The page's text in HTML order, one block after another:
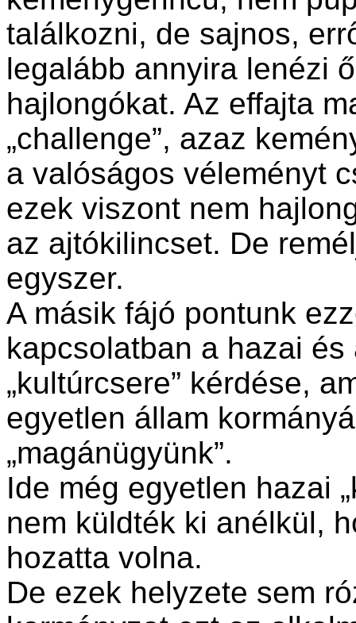
találkozni, de sajnos,
legalább annyira lenézi
hajlongókat. Az effajta
„challenge”, azaz
a valóságos véleményt
ezek viszont nem
az ajtókilincset. De
egyszer.
A másik fájó pontunk
kapcsolatban a hazai
„kultúrcsere” kérdése,
egyetlen állam
„magánügyünk”.
Ide még egyetlen hazai
nem küldték ki anélkül,
hozatta volna.
De ezek helyzete sem